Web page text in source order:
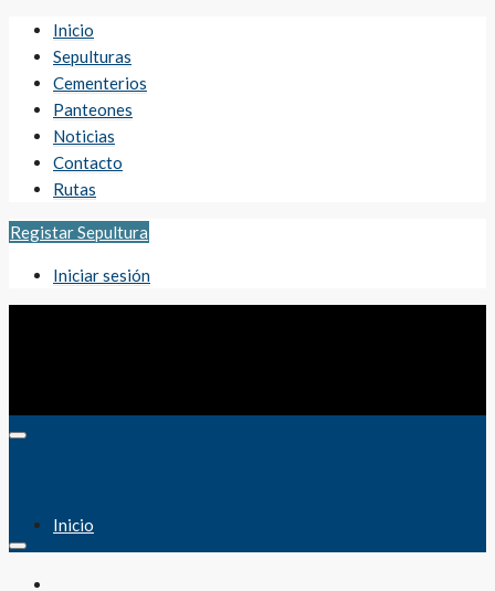
Inicio
Sepulturas
Cementerios
Panteones
Noticias
Contacto
Rutas
Registar Sepultura
Iniciar sesión
Inicio